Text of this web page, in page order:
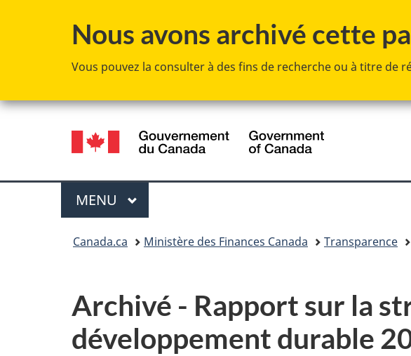
Nous avons archivé cette
Vous pouvez la consulter à des fins de recherche ou à titre de
Sélection
de
la
langue
Canada
Menu
MENU PRINCIPAL
Canada.ca Ministère des Finances Canada Transparence
Archivé - Rapport sur la
développement durable